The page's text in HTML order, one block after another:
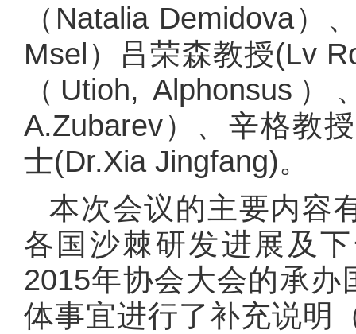
（Natalia Demidova）
Msel）吕荣森教授(Lv
（Utioh, Alphonsus
A.Zubarev）、辛格教
士(Dr.Xia Jingfang)。
本次会议的主要内容
各国沙棘研发进展及
2015年协会大会的承办
体事宜进行了补充说明